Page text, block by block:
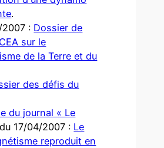
.
: Dossier de
sur le
de la Terre et du
des défis du
du journal « Le
du 17/04/2007 : Le
reproduit en